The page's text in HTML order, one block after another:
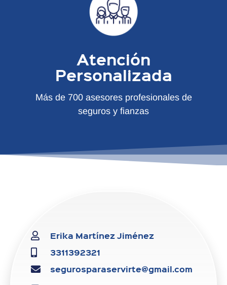
Atención
Personalizada
Más de 700 asesores profesionales de
seguros y fianzas
Erika Martínez Jiménez
3311392321
segurosparaservirte@gmail.com